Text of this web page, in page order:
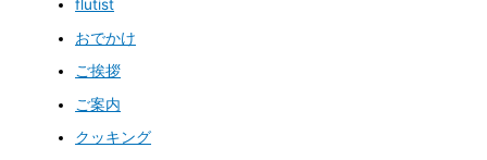
flutist
おでかけ
ご挨拶
ご案内
クッキング